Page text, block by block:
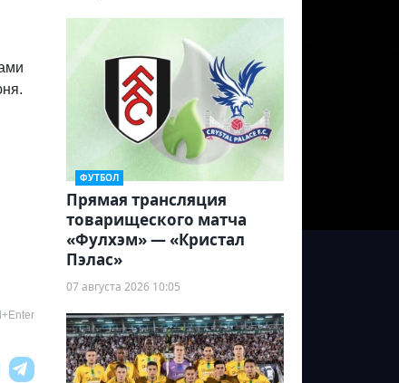
ФУТБОЛ
Прямая трансляция
товарищеского матча
«Фулхэм» — «Кристал
Пэлас»
07 августа 2026 10:05